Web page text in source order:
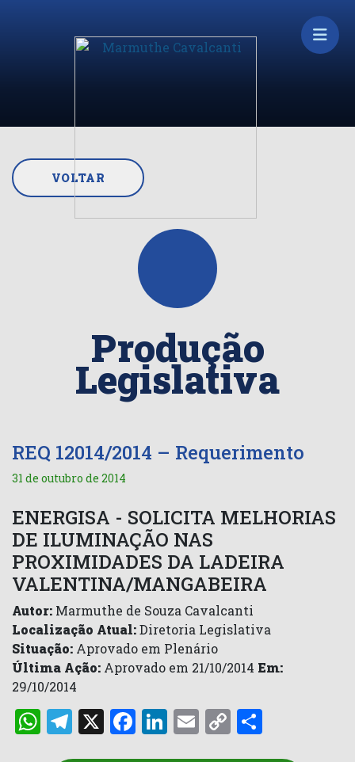
VOLTAR
Produção
Legislativa
REQ 12014/2014 – Requerimento
31 de outubro de 2014
ENERGISA - SOLICITA MELHORIAS
DE ILUMINAÇÃO NAS
PROXIMIDADES DA LADEIRA
VALENTINA/MANGABEIRA
Autor: Marmuthe de Souza Cavalcanti
Localização Atual:Diretoria Legislativa
Situação: Aprovado em Plenário
Última Ação: Aprovado em 21/10/2014 Em:
29/10/2014
WhatsApp
Telegram
X Facebook
LinkedIn
Email
Copy